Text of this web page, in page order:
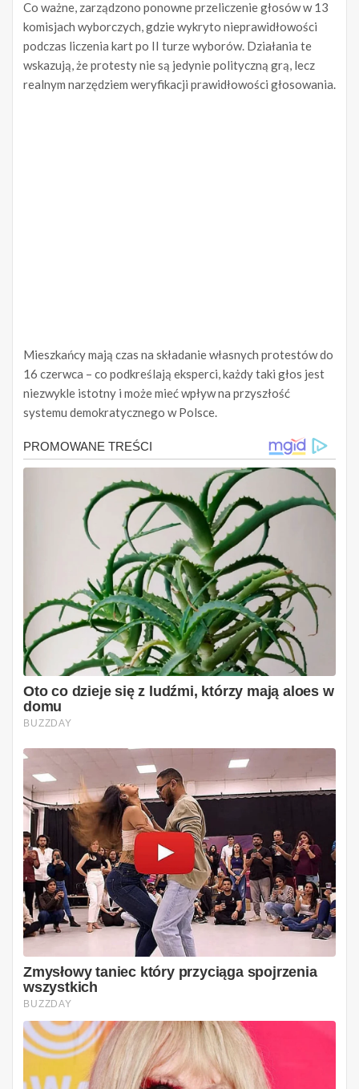
Co ważne, zarządzono ponowne przeliczenie głosów w 13
komisjach wyborczych, gdzie wykryto nieprawidłowości
podczas liczenia kart po II turze wyborów. Działania te
wskazują, że protesty nie są jedynie polityczną grą, lecz
realnym narzędziem weryfikacji prawidłowości głosowania.
Mieszkańcy mają czas na składanie własnych protestów do
16 czerwca – co podkreślają eksperci, każdy taki głos jest
niezwykle istotny i może mieć wpływ na przyszłość
systemu demokratycznego w Polsce.